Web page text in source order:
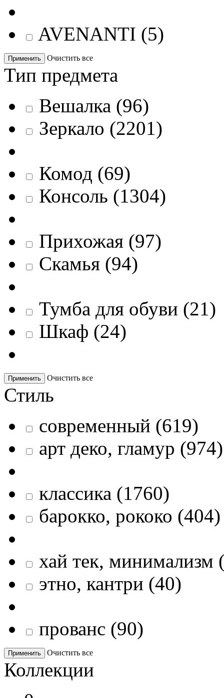
AVENANTI (5)
Применить Очистить все
Тип предмета
Вешалка (96)
Зеркало (2201)
Комод (69)
Консоль (1304)
Прихожая (97)
Скамья (94)
Тумба для обуви (21)
Шкаф (24)
Применить Очистить все
Стиль
современный (619)
арт деко, гламур (974)
классика (1760)
барокко, рококо (404)
хай тек, минимализм
этно, кантри (40)
прованс (90)
Применить Очистить все
Коллекции